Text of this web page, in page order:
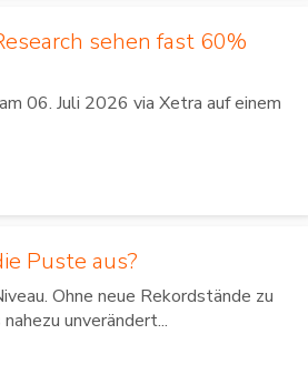
sehen fast 60%
06. Juli 2026 via Xetra auf einem
Puste aus?
Ohne neue Rekordstände zu
unverändert...